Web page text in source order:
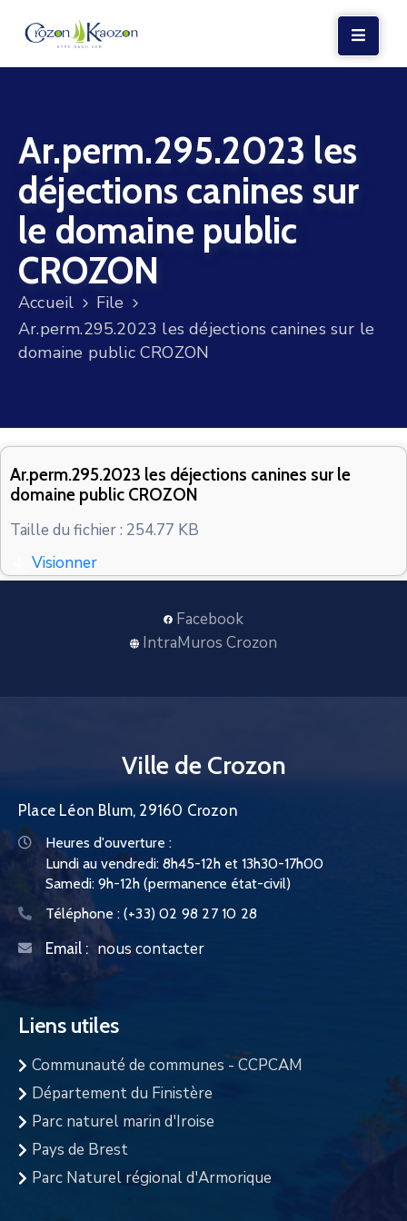
VIE
LOCALE
VIE
SOCIALE
TERRE
ET
MER
VOS
Ar.perm.295.2023 les
déjections canines sur
le domaine public
CROZON
Accueil
File
Ar.perm.295.2023 les déjections canines sur le
domaine public CROZON
Ar.perm.295.2023 les déjections canines sur le
domaine public CROZON
Taille du fichier : 254.77 KB
Visionner
Facebook
IntraMuros Crozon
Ville de Crozon
Place Léon Blum, 29160 Crozon
Heures d'ouverture :
Lundi au vendredi: 8h45-12h et 13h30-17h00
Samedi: 9h-12h (permanence état-civil)
Téléphone : (+33) 02 98 27 10 28
Email : nous contacter
Liens utiles
Communauté de communes - CCPCAM
Département du Finistère
Parc naturel marin d'Iroise
Pays de Brest
Parc Naturel régional d'Armorique